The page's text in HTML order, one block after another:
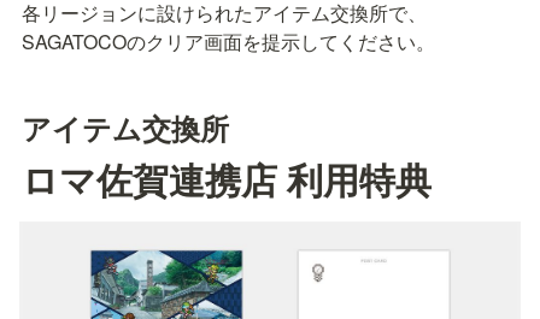
各リージョンに設けられたアイテム交換所で、
SAGATOCOのクリア画面を提示してください。
アイテム交換所
ロマ佐賀連携店 利用特典